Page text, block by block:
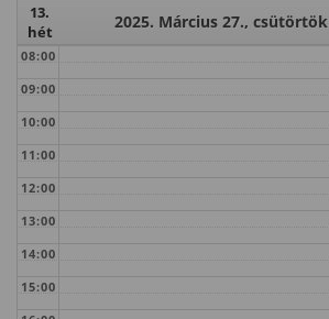
13.
hét
2025. Március 27., csütörtök
08:00
09:00
10:00
11:00
12:00
13:00
14:00
15:00